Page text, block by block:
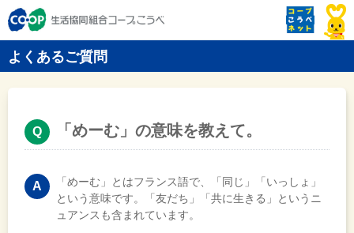
よくあるご質問
「めーむ」の意味を教えて。
「めーむ」とはフランス語で、「同じ」「いっしょ」
という意味です。「友だち」「共に生きる」というニ
ュアンスも含まれています。